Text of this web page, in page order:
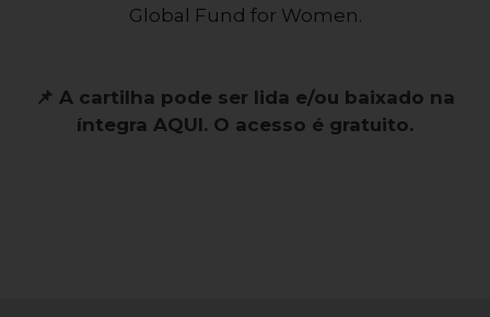
Global Fund for Women.
📌 A cartilha pode ser lida e/ou baixado na
íntegra AQUI. O acesso é gratuito.